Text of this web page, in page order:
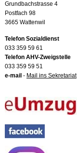
Grundbachstrasse 4
Postfach 98
3665 Wattenwil
Telefon Sozialdienst
033 359 59 61
Telefon AHV-Zweigstelle
033 359 59 51
e-mail - Mail ins Sekretariat